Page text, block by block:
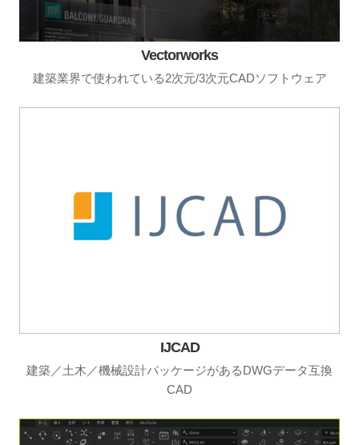
Vectorworks
建築業界で使われている2次元/3次元CADソフトウェア
IJCAD
建築／土木／機械設計パッケージがあるDWGデータ互換
CAD